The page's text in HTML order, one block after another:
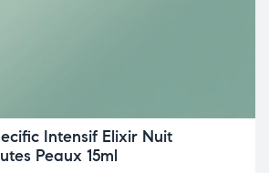
Intensif Elixir Nuit
Peaux 15ml